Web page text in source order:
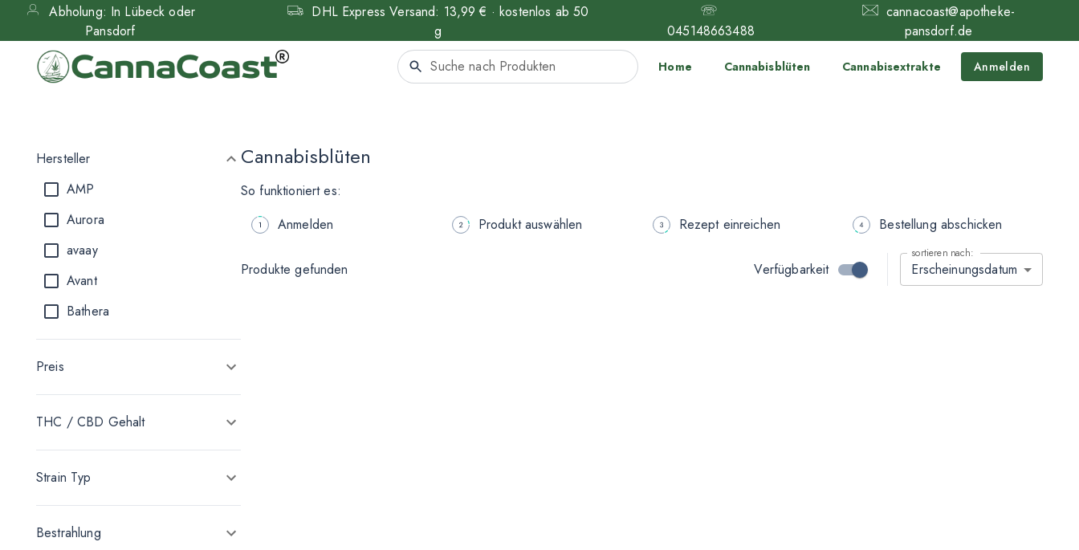
Abholung: In Lübeck oder
Pansdorf
DHL Express Versand: 13,99 € · kostenlos ab 50
g
045148663488
cannacoast@apotheke-
pansdorf.de
Home Cannabisblüten Cannabisextrakte Anmelden
Hersteller
AMP
Aurora
avaay
Avant
Bathera
Bedrocan
Blossom Genetics Unipessoal
Cantourage
Four 20 Pharma
Preis
THC / CBD Gehalt
Strain Typ
Bestrahlung
Cannabisblüten
So funktioniert es:
Anmelden
Produkt auswählen Rezept einreichen Bestellung abschicken
Produkte gefunden Verfügbarkeit
sortieren nach:
Erscheinungsdatum